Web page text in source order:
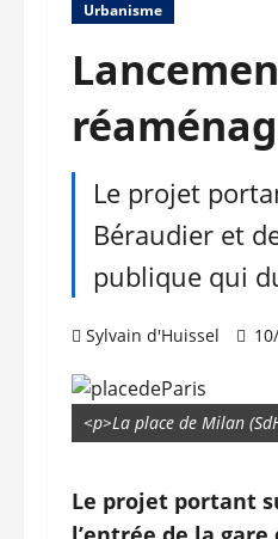
Urbanisme
Le projet
Béraudier et
publique qui
Sylvain d'Huissel
<p>La place de Milan
Le projet portant